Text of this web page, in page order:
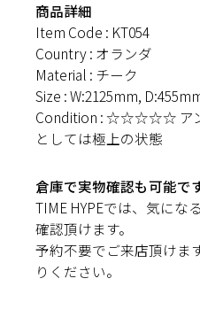
商品詳細
Item Code : KT054
Country : オランダ
Material : チーク
Size : W:2125mm,
Condition :☆☆☆☆☆ アン
としては極上の状態
倉庫で実物確認も可能です
TIME HYPEでは、気にな
確認頂けます。
予約不要でご来店頂けま
りください。